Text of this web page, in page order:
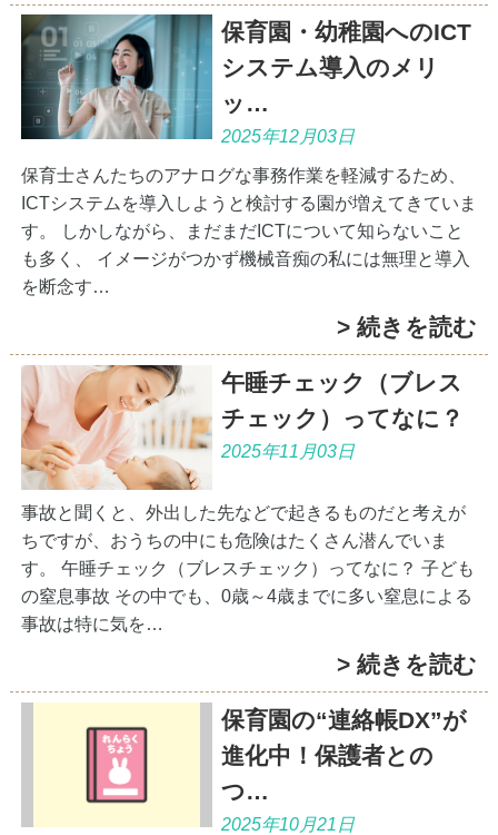
保育園・幼稚園へのICT
システム導入のメリ
ッ…
2025年12月03日
保育士さんたちのアナログな事務作業を軽減するため、
ICTシステムを導入しようと検討する園が増えてきていま
す。 しかしながら、まだまだICTについて知らないこと
も多く、 イメージがつかず機械音痴の私には無理と導入
を断念す…
> 続きを読む
午睡チェック（ブレス
チェック）ってなに？
2025年11月03日
事故と聞くと、外出した先などで起きるものだと考えが
ちですが、おうちの中にも危険はたくさん潜んでいま
す。 午睡チェック（ブレスチェック）ってなに？ 子ども
の窒息事故 その中でも、0歳～4歳までに多い窒息による
事故は特に気を…
> 続きを読む
保育園の“連絡帳DX”が
進化中！保護者との
つ…
2025年10月21日